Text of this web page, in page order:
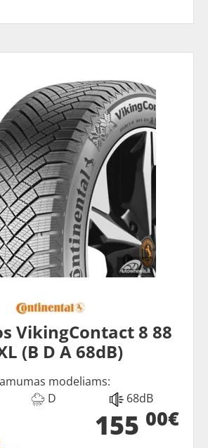
VikingContact 8 88
(B D A 68dB)
modeliams:
D 68dB
155 00€